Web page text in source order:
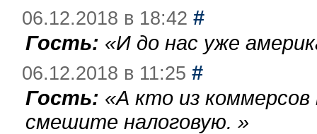
06.12.2018 в 18:42 #
Гость: «И до нас уже
06.12.2018 в 11:25 #
Гость: «А кто из
смешите налоговую. »